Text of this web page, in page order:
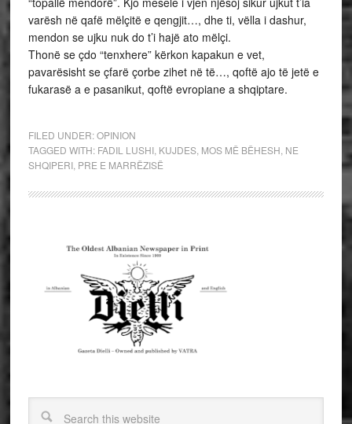
varësh në qafë mëlçitë e qengjit…, dhe ti, vëlla i dashur,
mendon se ujku nuk do t’i hajë ato mëlçi.
Thonë se çdo “tenxhere” kërkon kapakun e vet,
pavarësisht se çfarë çorbe zihet në të…, qoftë ajo të jetë e
fukarasë a e pasanikut, qoftë evropiane a shqiptare.
FILED UNDER:OPINION
TAGGED WITH: FADIL LUSHI, KUJDES, MOS MË BËHESH NE
SHQIPERI, PRE E MARRËZISË